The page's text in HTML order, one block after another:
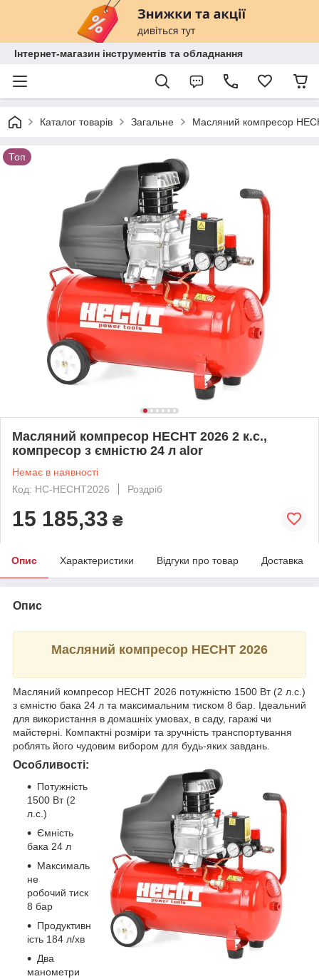
Інтернет-магазин інструментів та обладнання
Каталог товарів Загальне Масляний компресор
Топ
Масляний компресор HECHT 2026 2 к.с.,
компресор з ємністю 24 л alor
Немає в наявності
Код: HC-HECHT2026
Роздріб
15 185,33 ₴
Опис Характеристики Відгуки про товар Доставка
Опис
Масляний компресор HECHT 2026
Масляний компресор HECHT 2026 потужністю 1500 Вт (2 л.с.)
з ємністю бака 24 л та максимальним тиском 8 бар. Ідеальний
для використання в домашніх умовах, в саду, гаражі чи
майстерні. Компактні розміри та зручність транспортування
роблять його чудовим вибором для будь-яких завдань.
Особливості:
Потужність
1500 Вт (2
л.с.)
Ємність
бака 24 л
Максималь
не
робочий тиск
8 бар
Продуктивн
ість 184 л/хв
Два
манометри